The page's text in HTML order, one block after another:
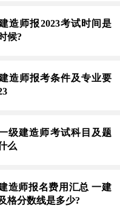
造师报2023考试时间是
候?
造师报考条件及专业要
级建造师考试科目及题
么
造师报名费用汇总 一建
格分数线是多少?